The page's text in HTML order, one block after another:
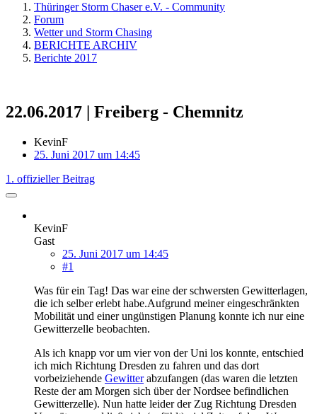
Thüringer Storm Chaser e.V. - Community
Forum
Wetter und Storm Chasing
BERICHTE ARCHIV
Berichte 2017
22.06.2017 | Freiberg - Chemnitz
KevinF
25. Juni 2017 um 14:45
1. offizieller Beitrag
KevinF
Gast
25. Juni 2017 um 14:45
#1
Was für ein Tag! Das war eine der schwersten Gewitterlagen,
die ich selber erlebt habe.Aufgrund meiner eingeschränkten
Mobilität und einer ungünstigen Planung konnte ich nur eine
Gewitterzelle beobachten.
Als ich knapp vor um vier von der Uni los konnte, entschied
ich mich Richtung Dresden zu fahren und das dort
vorbeiziehende Gewitterabzufangen (das waren die letzten
Reste der am Morgen sich über der Nordsee befindlichen
Gewitterzelle). Nun hatte leider der Zug Richtung Dresden